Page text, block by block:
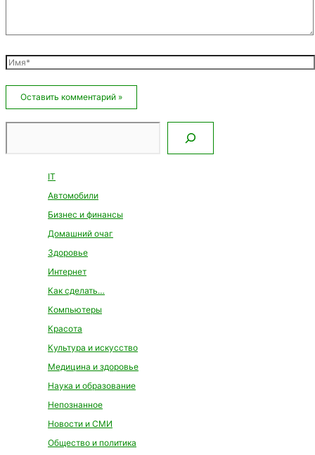
Имя*
IT
Автомобили
Бизнес и финансы
Домашний очаг
Здоровье
Интернет
Как сделать…
Компьютеры
Красота
Культура и искусство
Медицина и здоровье
Наука и образование
Непознанное
Новости и СМИ
Общество и политика